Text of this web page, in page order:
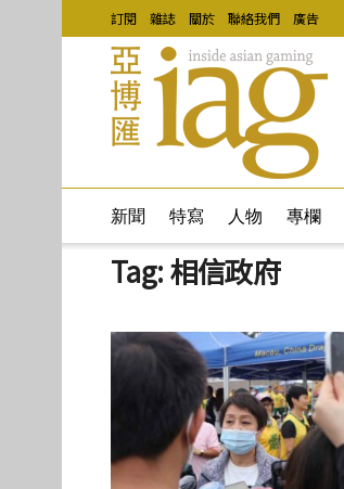
訂閱 雜誌 關於 聯絡我們 廣告
新聞 特寫 人物 專欄
Tag:相信政府